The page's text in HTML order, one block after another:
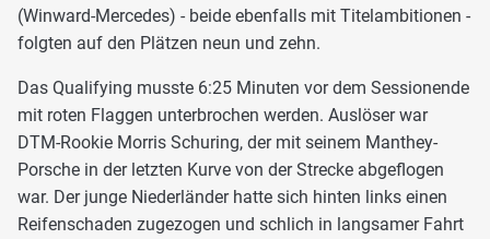
(Winward-Mercedes) - beide ebenfalls mit Titelambitionen -
folgten auf den Plätzen neun und zehn.
Das Qualifying musste 6:25 Minuten vor dem Sessionende
mit roten Flaggen unterbrochen werden. Auslöser war
DTM-Rookie Morris Schuring, der mit seinem Manthey-
Porsche in der letzten Kurve von der Strecke abgeflogen
war. Der junge Niederländer hatte sich hinten links einen
Reifenschaden zugezogen und schlich in langsamer Fahrt